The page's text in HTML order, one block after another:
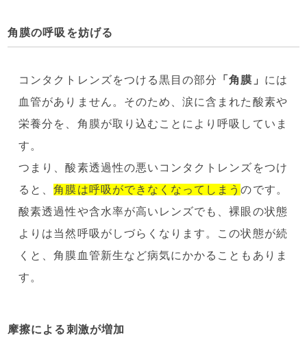
角膜の呼吸を妨げる
コンタクトレンズをつける黒目の部分 「角膜」 には
血管がありません。そのため、涙に含まれた酸素や
栄養分を、角膜が取り込むことにより呼吸していま
す。
つまり、酸素透過性の悪いコンタクトレンズをつけ
ると、角膜は呼吸ができなくなってしまうのです。
酸素透過性や含水率が高いレンズでも、裸眼の状態
よりは当然呼吸がしづらくなります。この状態が続
くと、角膜血管新生など病気にかかることもありま
す。
摩擦による刺激が増加